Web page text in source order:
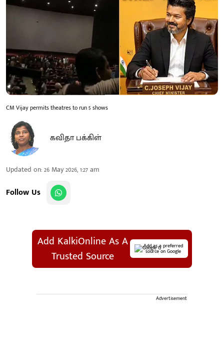
CM Vijay permits theatres to run 5 shows
கவிதா பக்கிள்
Updated on:26 May 2026, 1:27 am
Follow Us
Add KalkiOnline As A
Trusted Source
Add as a preferred
source on Google
Advertisement